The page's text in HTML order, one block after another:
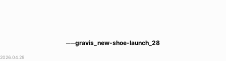
──gravis_new-shoe-launch_28
2026.04.29